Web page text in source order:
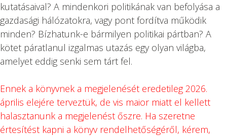
kutatásaival? A mindenkori politikának van befolyása a
gazdasági hálózatokra, vagy pont fordítva működik
minden? Bízhatunk-e bármilyen politikai pártban? A
kötet páratlanul izgalmas utazás egy olyan világba,
amelyet eddig senki sem tárt fel.
Ennek a könyvnek a megjelenését eredetileg 2026.
április elejére terveztük, de vis maior miatt el kellett
halasztanunk a megjelenést őszre. Ha szeretne
értesítést kapni a könyv rendelhetőségéről, kérem,